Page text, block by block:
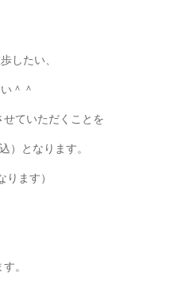
したい、
＾＾
ていただくことを
）となります。
ます）
。